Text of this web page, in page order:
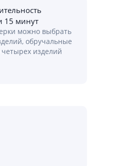
15 минут
можно выбрать
обручальные
четырех изделий